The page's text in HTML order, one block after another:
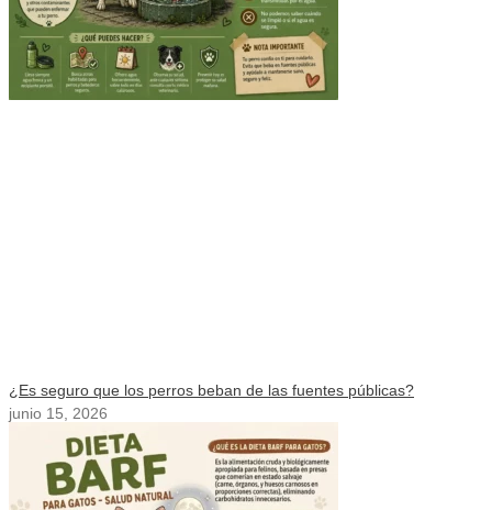
¿Es seguro que los perros beban de las fuentes públicas?
junio 15, 2026